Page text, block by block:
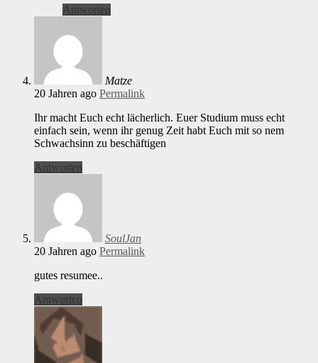
Antworten
Matze
20 Jahren ago Permalink
Ihr macht Euch echt lächerlich. Euer Studium muss echt
einfach sein, wenn ihr genug Zeit habt Euch mit so nem
Schwachsinn zu beschäftigen
Antworten
SoulJan
20 Jahren ago Permalink
gutes resumee..
Antworten